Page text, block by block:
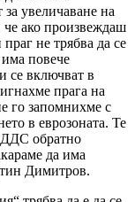
увеличаване на
че ако произвеждаш
не трябва да се
повече
се включват в
прага на
го запомнихме с
в еврозоната. Те
ДДС обратно
да има
Димитров.